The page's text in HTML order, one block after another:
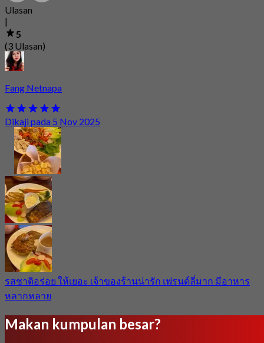
Ulasan
|
5
(3 Ulasan)
Fang Netnapa
Dikaji pada 5 Nov 2025
รสชาติอร่อย ให้เยอะ เจ้าของร้านน่ารัก เฟรนด์ลี่มาก มีอาหาร
หลากหลาย
Makan kumpulan besar?